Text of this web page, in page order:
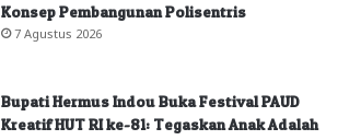
Konsep Pembangunan Polisentris
7 Agustus 2026
Bupati Hermus Indou Buka Festival PAUD
Kreatif HUT RI ke-81: Tegaskan Anak Adalah